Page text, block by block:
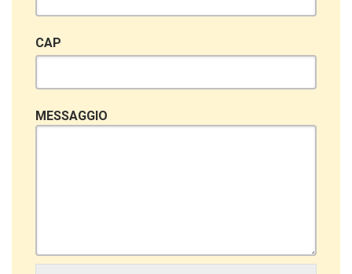
CAP
MESSAGGIO